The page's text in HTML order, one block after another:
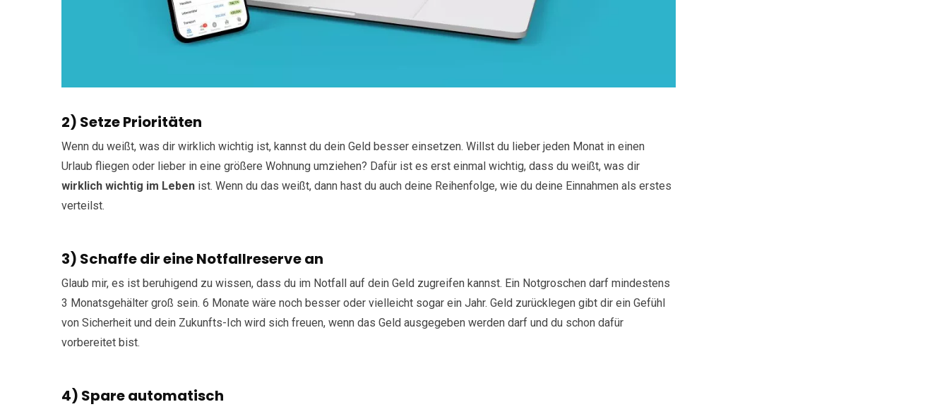
2) Setze Prioritäten
Wenn du weißt, was dir wirklich wichtig ist, kannst du dein Geld besser einsetzen. Willst du lieber jeden Monat in einen
Urlaub fliegen oder lieber in eine größere Wohnung umziehen? Dafür ist es erst einmal wichtig, dass du weißt, was dir
wirklich wichtig im Leben ist. Wenn du das weißt, dann hast du auch deine Reihenfolge, wie du deine Einnahmen als erstes
verteilst.
3) Schaffe dir eine Notfallreserve an
Glaub mir, es ist beruhigend zu wissen, dass du im Notfall auf dein Geld zugreifen kannst. Ein Notgroschen darf mindestens
3 Monatsgehälter groß sein. 6 Monate wäre noch besser oder vielleicht sogar ein Jahr. Geld zurücklegen gibt dir ein Gefühl
von Sicherheit und dein Zukunfts-Ich wird sich freuen, wenn das Geld ausgegeben werden darf und du schon dafür
vorbereitet bist.
4) Spare automatisch